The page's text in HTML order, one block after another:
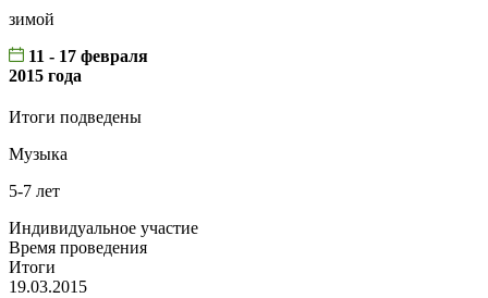
зимой
11 - 17 февраля
2015 года
Итоги подведены
Музыка
5-7 лет
Индивидуальное участие
Время проведения
Итоги
19.03.2015